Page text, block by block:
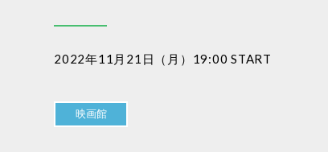
2022年11月21日（月）19:00 START
映画館